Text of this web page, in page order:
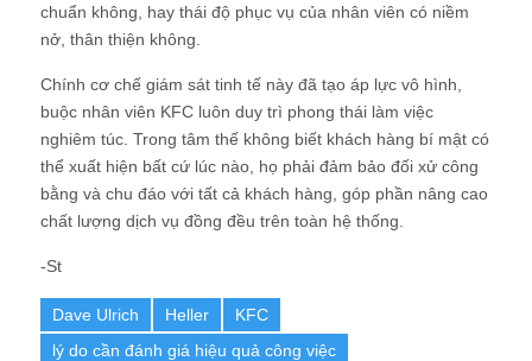
chuẩn không, hay thái độ phục vụ của nhân viên có niềm
nở, thân thiện không.
Chính cơ chế giám sát tinh tế này đã tạo áp lực vô hình,
buộc nhân viên KFC luôn duy trì phong thái làm việc
nghiêm túc. Trong tâm thế không biết khách hàng bí mật có
thể xuất hiện bất cứ lúc nào, họ phải đảm bảo đối xử công
bằng và chu đáo với tất cả khách hàng, góp phần nâng cao
chất lượng dịch vụ đồng đều trên toàn hệ thống.
-St
Dave Ulrich Heller
KFC
lý do cần đánh giá hiệu quả công việc